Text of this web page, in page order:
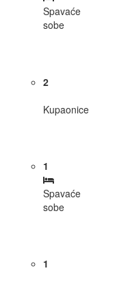
Spavaće
sobe
2
Kupaonice
1
Spavaće
sobe
1